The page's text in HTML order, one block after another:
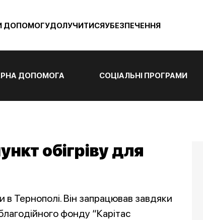
ДОПОМОГУДОЛУЧИТИСЯУБЕЗПЕЧЕННЯ
ДОПОМОГА СОЦІАЛЬНІ ПРОГРАМИ
обігріву для
в Тернополі. Він запрацював завдяки
фонду “Карітас